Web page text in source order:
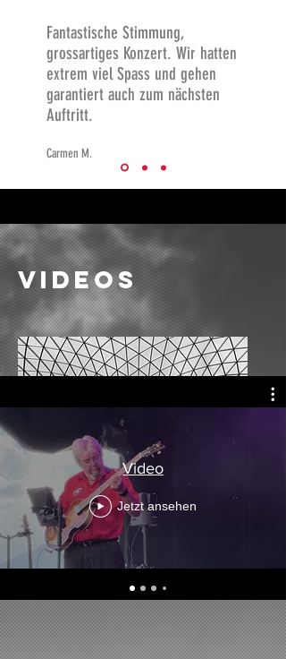
Fantastische Stimmung,
grossartiges Konzert. Wir hatten
extrem viel Spass und gehen
garantiert auch zum nächsten
Auftritt.
Carmen M.
videos
Video
Jetzt ansehen